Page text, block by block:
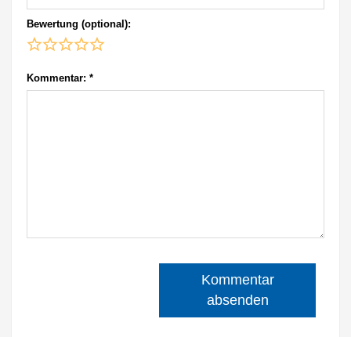
Bewertung (optional):
Kommentar: *
Kommentar
absenden